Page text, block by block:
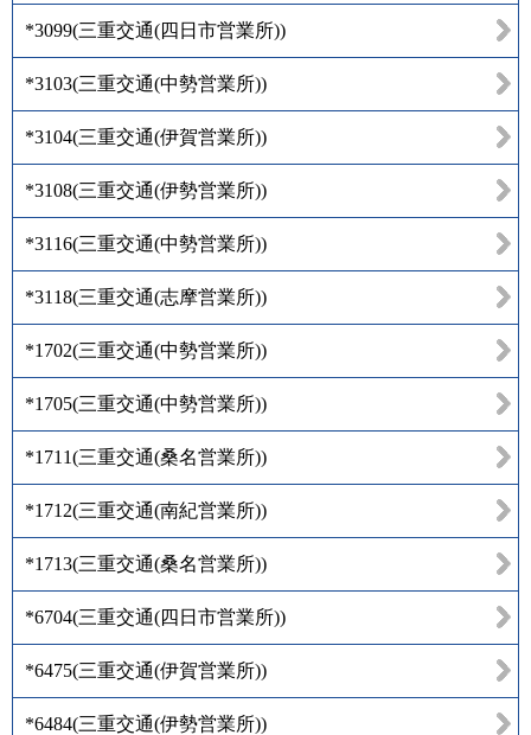
*3099(三重交通(四日市営業所))
*3103(三重交通(中勢営業所))
*3104(三重交通(伊賀営業所))
*3108(三重交通(伊勢営業所))
*3116(三重交通(中勢営業所))
*3118(三重交通(志摩営業所))
*1702(三重交通(中勢営業所))
*1705(三重交通(中勢営業所))
*1711(三重交通(桑名営業所))
*1712(三重交通(南紀営業所))
*1713(三重交通(桑名営業所))
*6704(三重交通(四日市営業所))
*6475(三重交通(伊賀営業所))
*6484(三重交通(伊勢営業所))